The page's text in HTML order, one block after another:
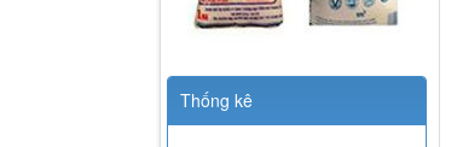
Thống kê